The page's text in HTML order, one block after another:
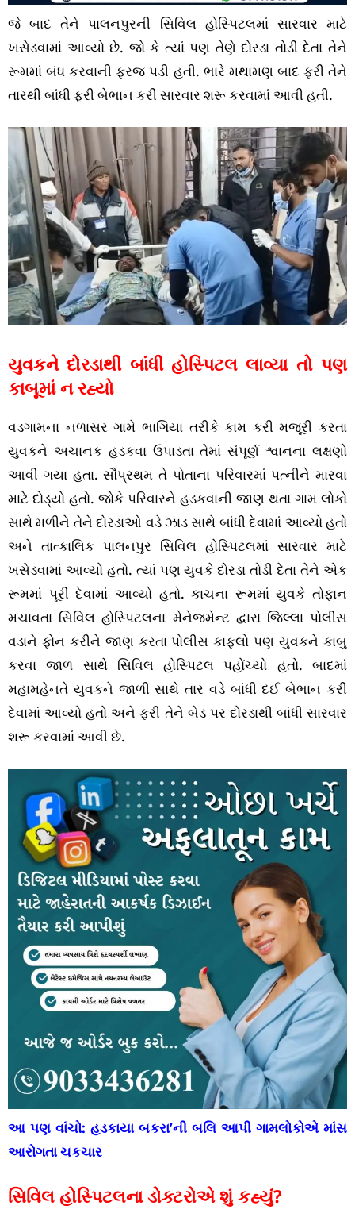
જે બાદ તેને પાલનપુરની સિવિલ હોસ્પિટલમાં સારવાર માટે
ખસેડવામાં આવ્યો છે. જો કે ત્યાં પણ તેણે દોરડા તોડી દેતા તેને
રૂમમાં બંધ કરવાની ફરજ પડી હતી. ભારે મથામણ બાદ ફરી તેને
તારથી બાંધી ફરી બેભાન કરી સારવાર શરૂ કરવામાં આવી હતી.
યુવકને દોરડાથી બાંધી હોસ્પિટલ લાવ્યા તો પણ
કાબૂમાં ન રહ્યો
વડગામના નળાસર ગામે ભાગિયા તરીકે કામ કરી મજૂરી કરતા
યુવકને અચાનક હડકવા ઉપાડતા તેમાં સંપૂર્ણ શ્વાનના લક્ષણો
આવી ગયા હતા. સૌપ્રથમ તે પોતાના પરિવારમાં પત્નીને મારવા
માટે દોડ્યો હતો. જોકે પરિવારને હડકવાની જાણ થતા ગામ લોકો
સાથે મળીને તેને દોરડાઓ વડે ઝાડ સાથે બાંધી દેવામાં આવ્યો હતો
અને તાત્કાલિક પાલનપુર સિવિલ હોસ્પિટલમાં સારવાર માટે
ખસેડવામાં આવ્યો હતો. ત્યાં પણ યુવકે દોરડા તોડી દેતા તેને એક
રૂમમાં પૂરી દેવામાં આવ્યો હતો. કાચના રૂમમાં યુવકે તોફાન
મચાવતા સિવિલ હોસ્પિટલના મેનેજમેન્ટ દ્વારા જિલ્લા પોલીસ
વડાને ફોન કરીને જાણ કરતા પોલીસ કાફલો પણ યુવકને કાબુ
કરવા જાળ સાથે સિવિલ હોસ્પિટલ પહોંચ્યો હતો. બાદમાં
મહામહેનતે યુવકને જાળી સાથે તાર વડે બાંધી દઈ બેભાન કરી
દેવામાં આવ્યો હતો અને ફરી તેને બેડ પર દોરડાથી બાંધી સારવાર
શરૂ કરવામાં આવી છે.
આ પણ વાંચો: હડકાયા બકરા’ની બલિ આપી ગામલોકોએ માંસ
આરોગતા ચકચાર
સિવિલ હોસ્પિટલના ડોક્ટરોએ શું કહ્યું?